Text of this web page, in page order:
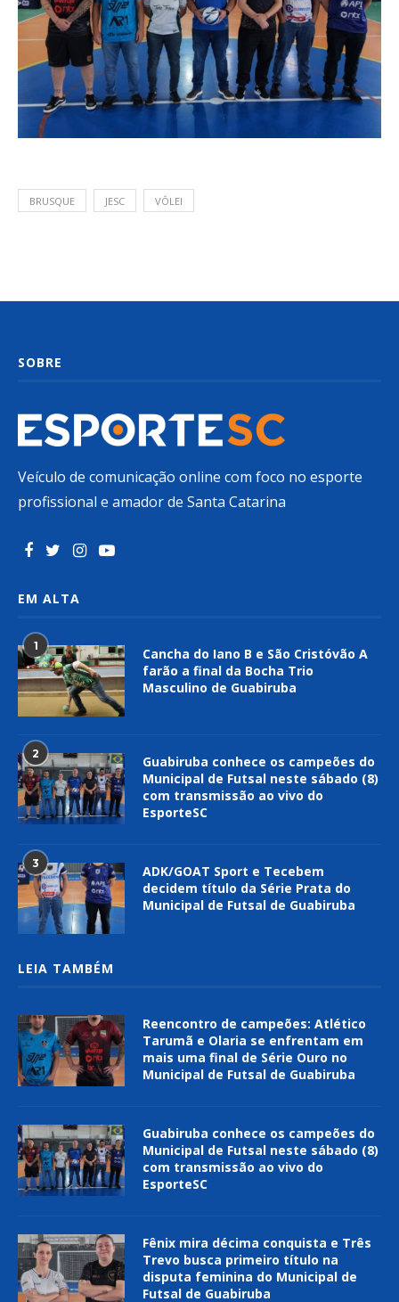
BRUSQUE JESC VÔLEI
SOBRE
Veículo de comunicação online com foco no esporte
profissional e amador de Santa Catarina
EM ALTA
1
Cancha do Iano B e São Cristóvão A
farão a final da Bocha Trio
Masculino de Guabiruba
2
Guabiruba conhece os campeões do
Municipal de Futsal neste sábado (8)
com transmissão ao vivo do
EsporteSC
3
ADK/GOAT Sport e Tecebem
decidem título da Série Prata do
Municipal de Futsal de Guabiruba
LEIA TAMBÉM
Reencontro de campeões: Atlético
Tarumã e Olaria se enfrentam em
mais uma final de Série Ouro no
Municipal de Futsal de Guabiruba
Guabiruba conhece os campeões do
Municipal de Futsal neste sábado (8)
com transmissão ao vivo do
EsporteSC
Fênix mira décima conquista e Três
Trevo busca primeiro título na
disputa feminina do Municipal de
Futsal de Guabiruba